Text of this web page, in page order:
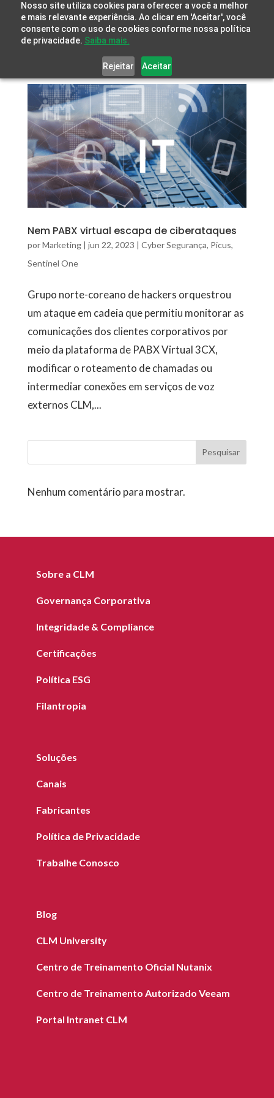
Nosso site utiliza cookies para oferecer a você a melhor
e mais relevante experiência. Ao clicar em 'Aceitar', você
consente com o uso de cookies conforme nossa política
de privacidade. Saiba mais.
Rejeitar Aceitar
Nem PABX virtual escapa de ciberataques
porMarketing| jun 22, 2023 | Cyber Segurança, Picus,
Sentinel One
Grupo norte-coreano de hackers orquestrou
um ataque em cadeia que permitiu monitorar as
comunicações dos clientes corporativos por
meio da plataforma de PABX Virtual 3CX,
modificar o roteamento de chamadas ou
intermediar conexões em serviços de voz
externos CLM,...
Pesquisar
Nenhum comentário para mostrar.
Sobre a CLM
Governança Corporativa
Integridade & Compliance
Certificações
Política ESG
Filantropia
Soluções
Canais
Fabricantes
Política de Privacidade
Trabalhe Conosco
Blog
CLM University
Centro de Treinamento Oficial Nutanix
Centro de Treinamento Autorizado Veeam
Portal Intranet CLM